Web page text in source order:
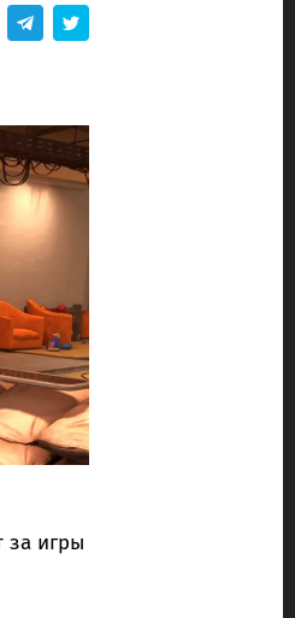
за игры